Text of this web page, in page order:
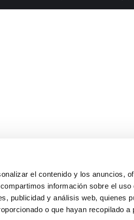
el contenido y los anuncios,
información sobre el uso
publicidad y análisis web, quienes
o que hayan recopilado a